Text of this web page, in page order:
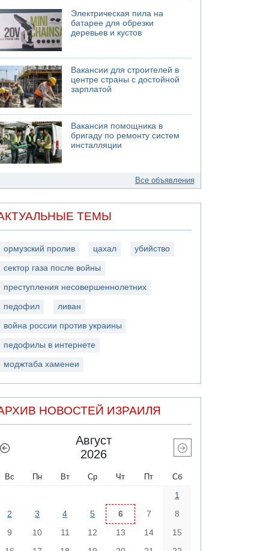
Электрическая пила на
батарее для обрезки
деревьев и кустов
Вакансии для строителей в
центре страны с достойной
зарплатой
Вакансия помощника в
бригаду по ремонту систем
инсталляции
Все объявления
ТЕМЫ
ормузский пролив цахал убийство
сектор газа после войны
преступления несовершеннолетних
педофил ливан
война россии против украины
педофилы в интернете
моджтаба хаменеи
НОВОСТЕЙ ИЗРАИЛЯ
Август
2026
Вс Пн Вт Ср Чт Пт Сб
1
2
3 4 5 6 7
8
9
10 11 12 13 14
15